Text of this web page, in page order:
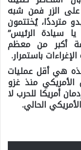
الزر فمن شبه
مترددًا، يُختتمون
سيادة الرئيس”
أكبر من معظم
باستمرار.
هي أقل عمليات
منذ غزو
عن إدمان أمريكا للحرب لا
الحالي.